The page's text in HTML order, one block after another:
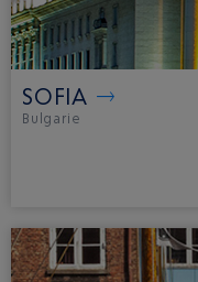
SOFIA
Bulgarie